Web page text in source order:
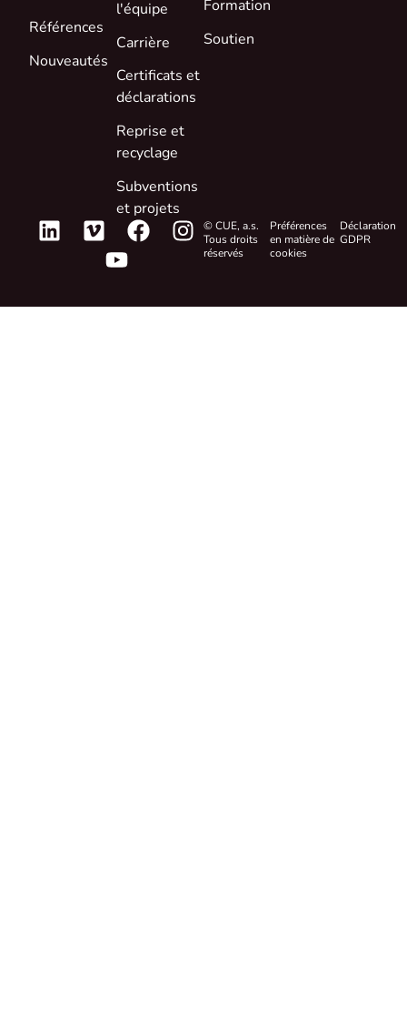
Références
Nouveautés
l'équipe
Carrière
Certificats et
déclarations
Reprise et
recyclage
Subventions
et projets
Formation
Soutien
© CUE, a.s.
Tous droits
réservés
Préférences
en matière de
cookies
Déclaration
GDPR